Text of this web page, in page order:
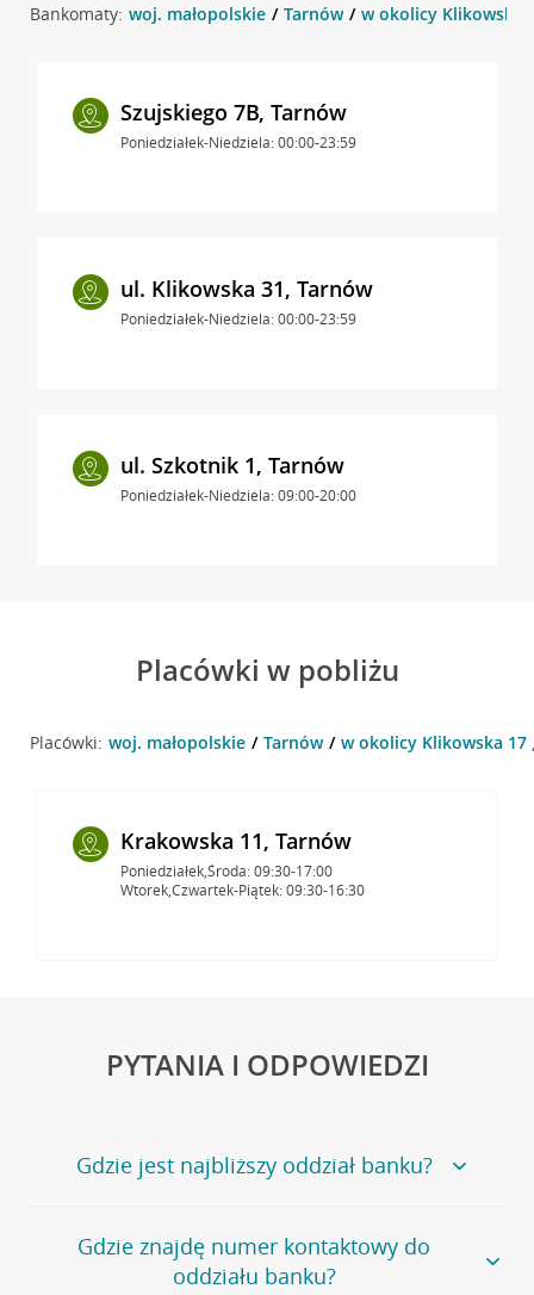
Bankomaty: woj. małopolskie Tarnów w okolicy Klikowska
Szujskiego 7B, Tarnów
Poniedziałek-Niedziela: 00:00-23:59
ul. Klikowska 31, Tarnów
Poniedziałek-Niedziela: 00:00-23:59
ul. Szkotnik 1, Tarnów
Poniedziałek-Niedziela: 09:00-20:00
Placówki w pobliżu
Placówki: woj. małopolskie Tarnów w okolicy Klikowska 17
Krakowska 11, Tarnów
Poniedziałek,Środa: 09:30-17:00
Wtorek,Czwartek-Piątek: 09:30-16:30
PYTANIA I ODPOWIEDZI
Gdzie jest najbliższy oddział banku?
Jeśli szukasz oddziału naszego banku, zapraszamy na
stronęPlacówki i bankomaty, na której znajduje się
wygodna wyszukiwarka.
Gdzie znajdę numer kontaktowy do
oddziału banku?